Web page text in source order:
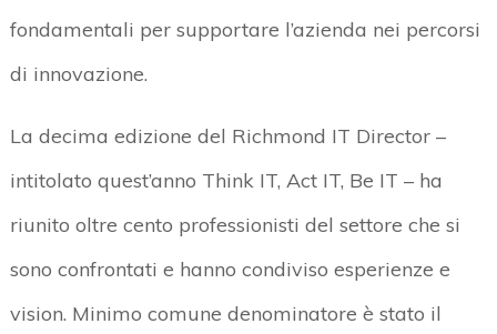
fondamentali per supportare l’azienda nei percorsi
di innovazione.
La decima edizione del Richmond IT Director –
intitolato quest’anno Think IT, Act IT, Be IT – ha
riunito oltre cento professionisti del settore che si
sono confrontati e hanno condiviso esperienze e
vision. Minimo comune denominatore è stato il